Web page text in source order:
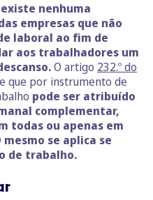
nenhuma
empresas que não
laboral ao fim de
aos trabalhadores um
O artigo 232.º do
que por instrumento de
pode ser atribuído
complementar,
todas ou apenas em
se aplica se
de trabalho.